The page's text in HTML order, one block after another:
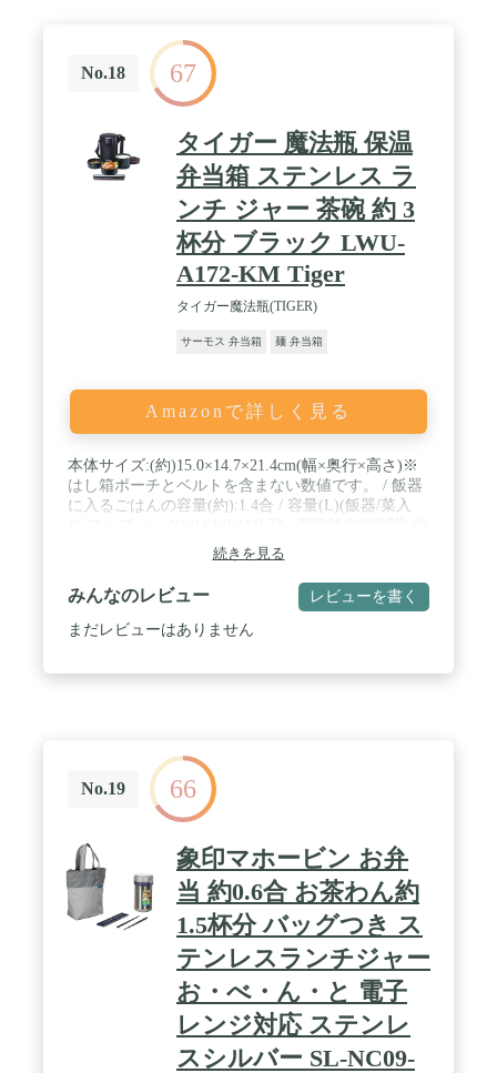
No.18 67
タイガー 魔法瓶 保温
弁当箱 ステンレス ラ
ンチ ジャー 茶碗 約 3
杯分 ブラック LWU-
A172-KM Tiger
タイガー魔法瓶(TIGER)
サーモス 弁当箱 麺 弁当箱
Amazonで詳しく見る
本体サイズ:(約)15.0×14.7×21.4cm(幅×奥行×高さ)※
はし箱ポーチとベルトを含まない数値です。 / 飯器
に入るごはんの容量(約):1.4合 / 容量(L)(飯器/菜入
度以上 / しっかり締まる着脱の頑丈ロック構造のフ
続きを見る
みんなのレビュー レビューを書く
まだレビューはありません
No.19 66
象印マホービン お弁
当 約0.6合 お茶わん約
1.5杯分 バッグつき ス
テンレスランチジャー
お・べ・ん・と 電子
レンジ対応 ステンレ
スシルバー SL-NC09-